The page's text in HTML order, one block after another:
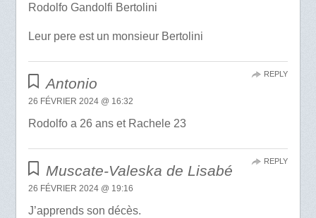
Rodolfo Gandolfi Bertolini
Leur pere est un monsieur Bertolini
Antonio
26 FÉVRIER 2024 @ 16:32
Rodolfo a 26 ans et Rachele 23
REPLY
Muscate-Valeska de Lisabé
26 FÉVRIER 2024 @ 19:16
J’apprends son décès.
REPLY